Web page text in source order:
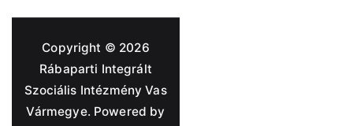
Copyright © 2026
Rábaparti Integrált
Szociális Intézmény Vas
Vármegye. Powered by